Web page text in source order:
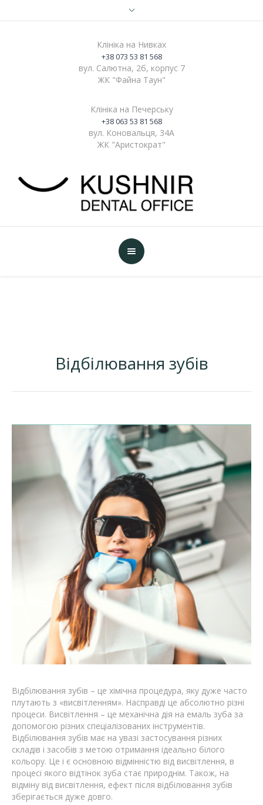
Клініка на Нивках
+38 073 53 81 568
вул. Салютна, 2б, корпус 7
ЖК "Файна Таун"
Клініка на Печерську
+38 063 53 81 568
вул. Коновальця, 34А
ЖК "Аристократ"
Відбілювання зубів
Відбілювання зубів – це хімічна процедура, яку дуже часто
плутають з «висвітленням». Насправді це абсолютно різні
процеси. Висвітлення – це механічна дія на емаль зуба за
допомогою різних спеціалізованих інструментів.
Відбілювання зубів має на увазі застосування різних
складів і засобів з метою отримання ідеально білого
кольору. Це і є основною відмінністю від висвітлення, в
процесі якого відтінок зуба стає природнім. Також, на
відміну від висвітлення, ефект після відбілювання зубів
зберігається дуже довго.